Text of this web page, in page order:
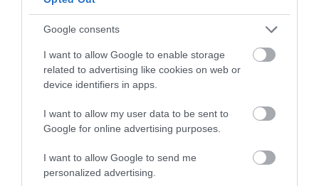
Google consents
I want to allow Google to enable storage
related to advertising like cookies on web or
device identifiers in apps.
I want to allow my user data to be sent to
Google for online advertising purposes.
I want to allow Google to send me
personalized advertising.
A hangos kritikák mellett ugyanakkor a
többség dicsérte az aranyhomokos
Az egyik dicsérő turista szerint egy élénk, nyüzsgő